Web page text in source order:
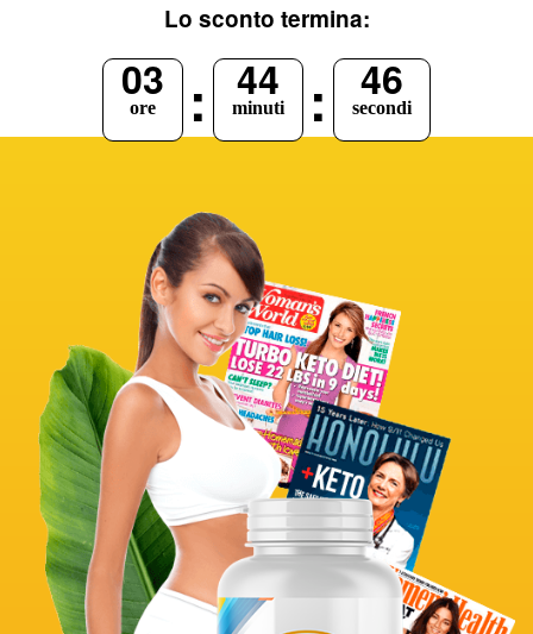
Lo sconto termina:
03
ore : 44
minuti : 45
secondi